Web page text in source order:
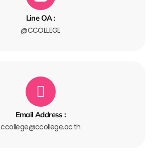
Line OA :
@CCOLLEGE
Email Address :
ccollege@ccollege.ac.th